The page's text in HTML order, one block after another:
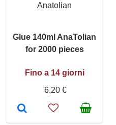
Anatolian
Glue 140ml AnaTolian
for 2000 pieces
Fino a 14 giorni
6,20 €